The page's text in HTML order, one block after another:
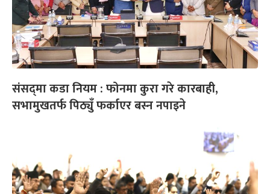
संसद्‌मा कडा नियम : फोनमा कुरा गरे कारबाही,
सभामुखतर्फ पिठ्युँ फर्काएर बस्न नपाइने